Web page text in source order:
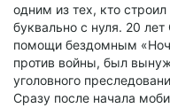
одним из тех, кто
буквально с нуля. 20
помощи бездомным
против войны, был
уголовного
Сразу после начала